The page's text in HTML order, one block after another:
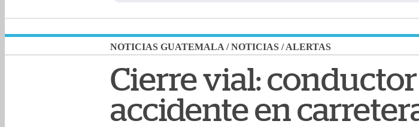
NOTICIAS GUATEMALA /NOTICIAS /ALERTAS
Cierre vial:
accidente en